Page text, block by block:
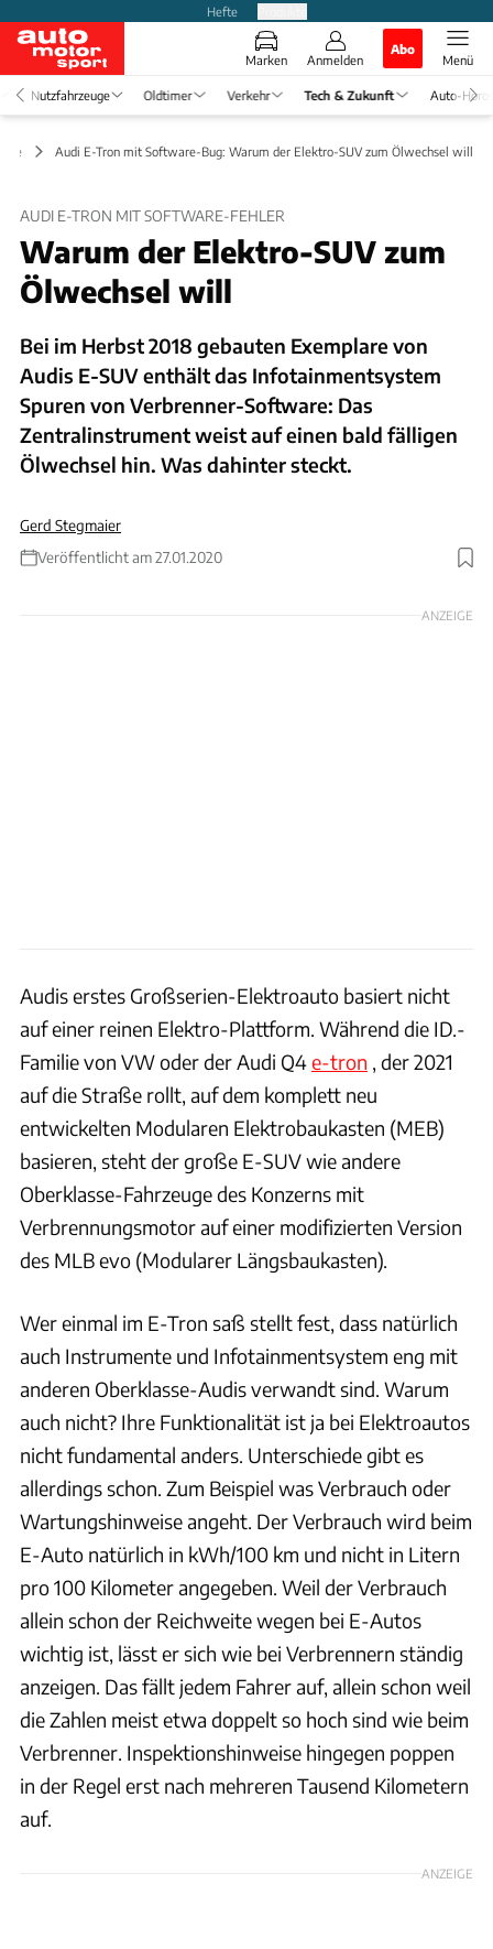
Hefte
Marken Anmelden
Abo
Menü
Nutzfahrzeuge Oldtimer Verkehr Tech & Zukunft Auto-
Audi E-Tron mit Software-Bug: Warum der Elektro-SUV zum Ölwechsel will
AUDI E-TRON MIT SOFTWARE-FEHLER
Warum der Elektro-SUV zum
Ölwechsel will
Bei im Herbst 2018 gebauten Exemplare von
Audis E-SUV enthält das Infotainmentsystem
Spuren von Verbrenner-Software: Das
Zentralinstrument weist auf einen bald fälligen
Ölwechsel hin. Was dahinter steckt.
Gerd Stegmaier
Veröffentlicht am 27.01.2020
Foto: Audi AG
ANZEIGE
Audis erstes Großserien-Elektroauto basiert nicht
auf einer reinen Elektro-Plattform. Während die ID.-
Familie von VW oder der Audi Q4e-tron , der 2021
auf die Straße rollt, auf dem komplett neu
entwickelten Modularen Elektrobaukasten (MEB)
basieren, steht der große E-SUV wie andere
Oberklasse-Fahrzeuge des Konzerns mit
Verbrennungsmotor auf einer modifizierten Version
des MLB evo (Modularer Längsbaukasten).
Wer einmal im E-Tron saß stellt fest, dass natürlich
auch Instrumente und Infotainmentsystem eng mit
anderen Oberklasse-Audis verwandt sind. Warum
auch nicht? Ihre Funktionalität ist ja bei Elektroautos
nicht fundamental anders. Unterschiede gibt es
allerdings schon. Zum Beispiel was Verbrauch oder
Wartungshinweise angeht. Der Verbrauch wird beim
E-Auto natürlich in kWh/100 km und nicht in Litern
pro 100 Kilometer angegeben. Weil der Verbrauch
allein schon der Reichweite wegen bei E-Autos
wichtig ist, lässt er sich wie bei Verbrennern ständig
anzeigen. Das fällt jedem Fahrer auf, allein schon weil
die Zahlen meist etwa doppelt so hoch sind wie beim
Verbrenner. Inspektionshinweise hingegen poppen
in der Regel erst nach mehreren Tausend Kilometern
auf.
ANZEIGE